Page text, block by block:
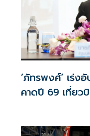
‘ภัทรพงศ์’ เร่ง
คาดปี 69 เที่ยว